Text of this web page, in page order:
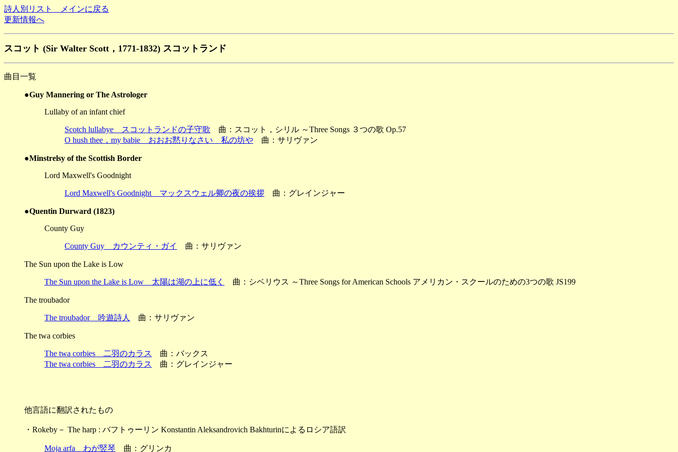
詩人別リスト メインに戻る
更新情報へ
スコット (Sir Walter Scott，1771-1832) スコットランド
曲目一覧
●Guy Mannering or The Astrologer
Lullaby of an infant chief
Scotch lullabye スコットランドの子守歌 曲：スコット，シリル ～Three Songs ３つの歌 Op.57
O hush thee，my babie おおお黙りなさい 私の坊や 曲：サリヴァン
●Minstrelsy of the Scottish Border
Lord Maxwell's Goodnight
Lord Maxwell's Goodnight マックスウェル卿の夜の挨拶 曲：グレインジャー
●Quentin Durward (1823)
County Guy
County Guy カウンティ・ガイ 曲：サリヴァン
The Sun upon the Lake is Low
The Sun upon the Lake is Low 太陽は湖の上に低く 曲：シベリウス ～Three Songs for American Schools アメリカン・スクールのための3つの歌 JS199
The troubador
The troubador 吟遊詩人 曲：サリヴァン
The twa corbies
The twa corbies 二羽のカラス
曲：バックス
The twa corbies 二羽のカラス
曲：グレインジャー
他言語に翻訳されたもの
・Rokeby－ The harp : バフトゥーリン Konstantin Aleksandrovich Bakhturinによるロシア語訳
Moja arfa わが竪琴 曲：グリンカ